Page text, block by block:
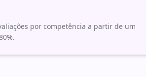
por competência a partir de um